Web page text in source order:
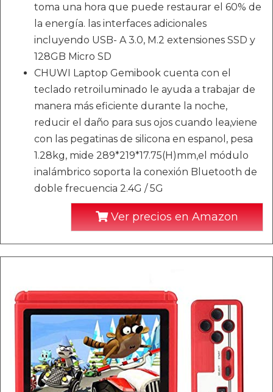
toma una hora que puede restaurar el 60% de
la energía. las interfaces adicionales
incluyendo USB- A 3.0, M.2 extensiones SSD y
128GB Micro SD
CHUWI Laptop Gemibook cuenta con el
teclado retroiluminado le ayuda a trabajar de
manera más eficiente durante la noche,
reducir el daño para sus ojos cuando lea,viene
con las pegatinas de silicona en espanol, pesa
1.28kg, mide 289*219*17.75(H)mm,el módulo
inalámbrico soporta la conexión Bluetooth de
doble frecuencia 2.4G / 5G
Ver precios en Amazon